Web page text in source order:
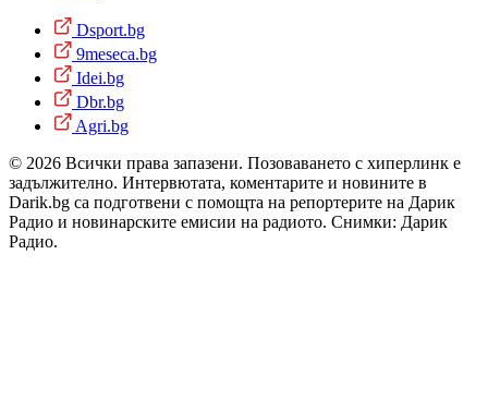
Dsport.bg
9meseca.bg
Idei.bg
Dbr.bg
Agri.bg
© 2026 Всички права запазени. Позоваването с хиперлинк е
задължително. Интервютата, коментарите и новините в
Darik.bg са подготвени с помощта на репортерите на Дарик
Радио и новинарските емисии на радиото. Снимки: Дарик
Радио.